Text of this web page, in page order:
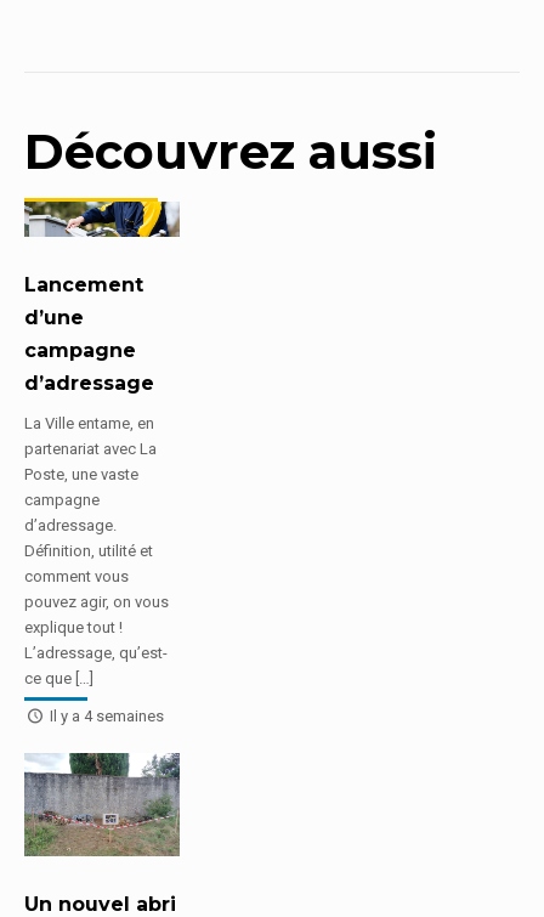
Découvrez aussi
Lancement
d’une
campagne
d’adressage
La Ville entame, en
partenariat avec La
Poste, une vaste
campagne
d’adressage.
Définition, utilité et
comment vous
pouvez agir, on vous
explique tout !
L’adressage, qu’est-
ce que […]
Il y a 4 semaines
Un nouvel abri